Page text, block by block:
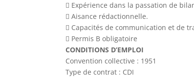
 Expérience dans la passation de
 Aisance rédactionnelle.
 Capacités de communication et de
 Permis B obligatoire
CONDITIONS D’EMPLOI
Convention collective : 1951
Type de contrat : CDI